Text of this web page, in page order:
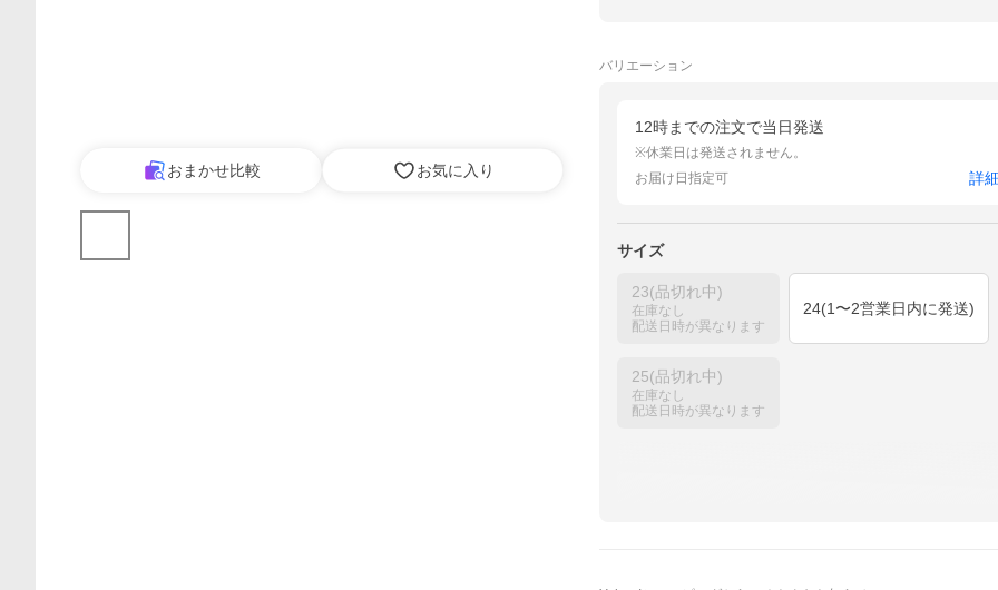
おまかせ比較 お気に入り
バリエーション
12時までの注文で当日発送
※休業日は発送されません。
お届け日指定可
詳
サイズ
23(品切れ中)
在庫なし
配送日時が異なります
24(1〜2営業日内に発送)
25(品切れ中)
在庫なし
配送日時が異なります